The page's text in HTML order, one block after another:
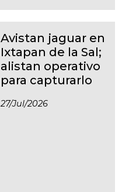
Avistan jaguar en
Ixtapan de la Sal;
alistan operativo
para capturarlo
27/jul/2026